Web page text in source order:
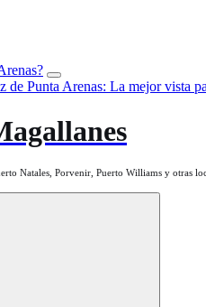
de Punta Arenas: La mejor vista
Natales, Porvenir, Puerto Williams y otras